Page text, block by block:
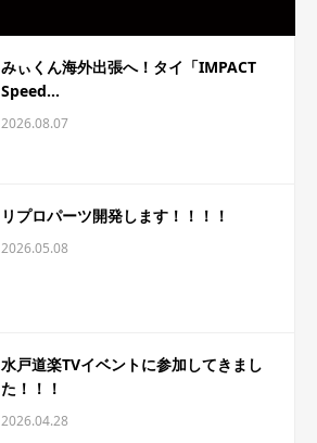
みぃくん海外出張へ！タイ「IMPACT
Speed...
2026.08.07
リプロパーツ開発します！！！！
2026.05.08
水戸道楽TVイベントに参加してきまし
た！！！
2026.04.28